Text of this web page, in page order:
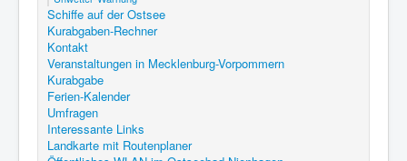
Schiffe auf der Ostsee
Kurabgaben-Rechner
Kontakt
Veranstaltungen in Mecklenburg-Vorpommern
Kurabgabe
Ferien-Kalender
Umfragen
Interessante Links
Landkarte mit Routenplaner